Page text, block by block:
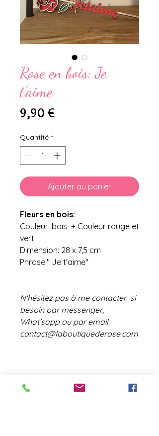
Rose en bois: Je
t'aime
9,90 €Prix
Quantité *
Ajouter au panier
Fleurs en bois:
Couleur: bois + Couleur rouge et
vert
Dimension: 28 x 7,5 cm
Phrase:" Je t'aime"
N'hésitez pas à me contacter si
besoin par messenger,
What'sapp ou par email:
contact@laboutiquederose.com